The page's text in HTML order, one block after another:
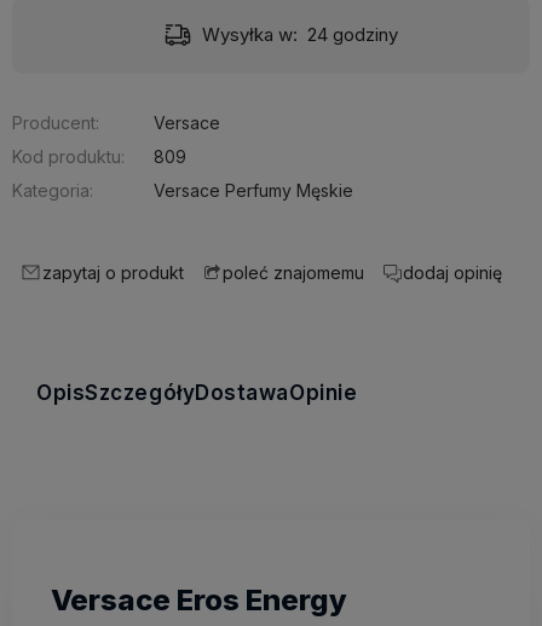
Wysyłka w: 24 godziny
Producent:
Versace
Kod produktu:
809
Kategoria:
Versace Perfumy Męskie
zapytaj o produkt poleć znajomemu dodaj opinię
OpisSzczegółyDostawaOpinie
Versace Eros Energy